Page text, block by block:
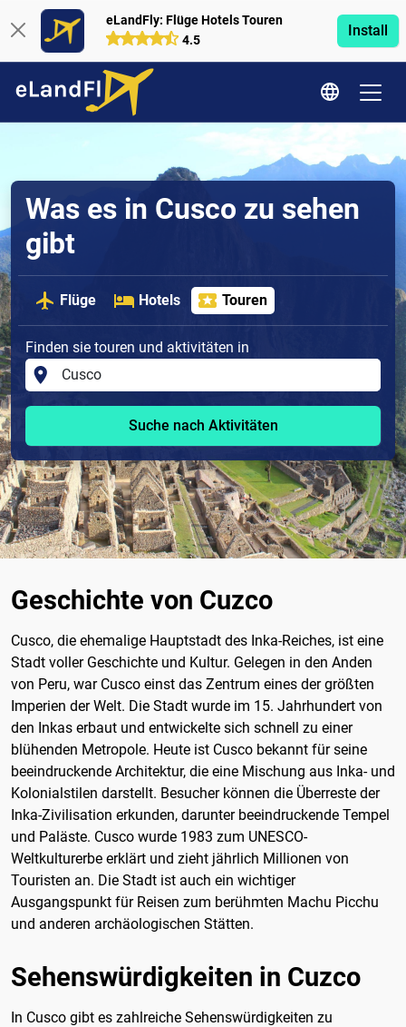
eLandFly: Flüge Hotels Touren
4.5
Install
Was es in Cusco zu sehen
gibt
Flüge Hotels Touren
Finden sie touren und aktivitäten in
Suche nach Aktivitäten
Geschichte von Cuzco
Cusco, die ehemalige Hauptstadt des Inka-Reiches, ist eine
Stadt voller Geschichte und Kultur. Gelegen in den Anden
von Peru, war Cusco einst das Zentrum eines der größten
Imperien der Welt. Die Stadt wurde im 15. Jahrhundert von
den Inkas erbaut und entwickelte sich schnell zu einer
blühenden Metropole. Heute ist Cusco bekannt für seine
beeindruckende Architektur, die eine Mischung aus Inka- und
Kolonialstilen darstellt. Besucher können die Überreste der
Inka-Zivilisation erkunden, darunter beeindruckende Tempel
und Paläste. Cusco wurde 1983 zum UNESCO-
Weltkulturerbe erklärt und zieht jährlich Millionen von
Touristen an. Die Stadt ist auch ein wichtiger
Ausgangspunkt für Reisen zum berühmten Machu Picchu
und anderen archäologischen Stätten.
Sehenswürdigkeiten in Cuzco
In Cusco gibt es zahlreiche Sehenswürdigkeiten zu